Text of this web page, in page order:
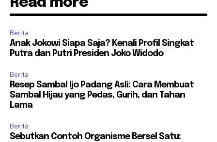
Berita
Anak Jokowi Siapa Saja? Kenali Profil Singkat
Putra dan Putri Presiden Joko Widodo
Berita
Resep Sambal Ijo Padang Asli: Cara Membuat
Sambal Hijau yang Pedas, Gurih, dan Tahan
Lama
Berita
Sebutkan Contoh Organisme Bersel Satu: